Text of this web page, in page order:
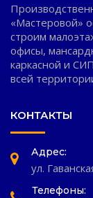
«Мастеровой»
строим
офисы,
каркасной и
всей
КОНТАКТЫ
Адрес:
ул.
Телефоны: